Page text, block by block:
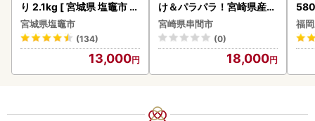
り 2.1kg [ 宮城県 塩竈市 ]
鮭
宮城県塩竈市
(134)
13,000
け＆パラパラ！宮崎県産鶏
ももカット合計3kg_K043
-009-2609
宮崎県串間市
(0)
18,000
福